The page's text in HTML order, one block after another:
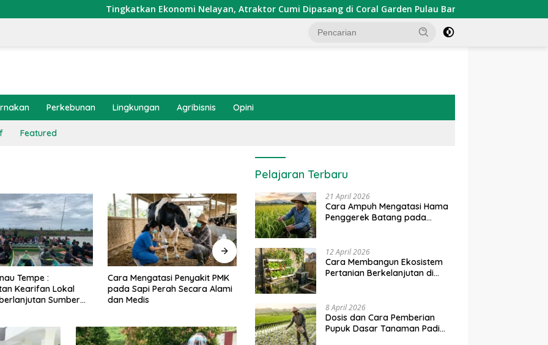
Tingkatkan Ekonomi Nelayan, Atraktor Cumi Dipasang di Coral Garden Pulau Barrang Caddi
Perkebunan Lingkungan Agribisnis Opini
Featured
Penyakit PMK
Perah Secara Alami
Dosis dan Cara Pemupukan
Tanaman Padi pada Fase
Vegetatif Aktif yang Tepat
Penerapan IoT dalam
Pertanian Modern di Indonesia
Ekonomi Sumber Daya Lahan:
Pelajaran Terbaru
21 April 2026
Cara Ampuh Mengatasi Hama
Penggerek Batang pada
12 April 2026
Cara Membangun Ekosistem
Pertanian Berkelanjutan di
8 April 2026
Dosis dan Cara Pemberian
Pupuk Dasar Tanaman Padi